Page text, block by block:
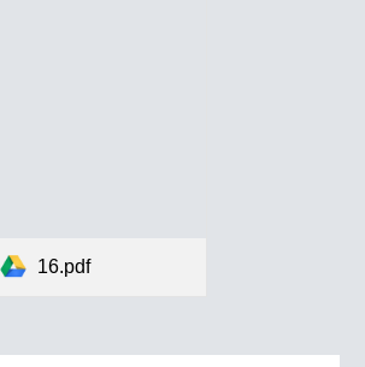
16.pdf